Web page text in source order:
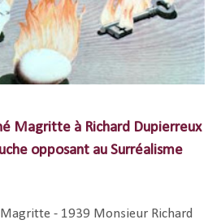
Magritte à Richard Dupierreux
opposant au Surréalisme
Magritte - 1939 Monsieur Richard